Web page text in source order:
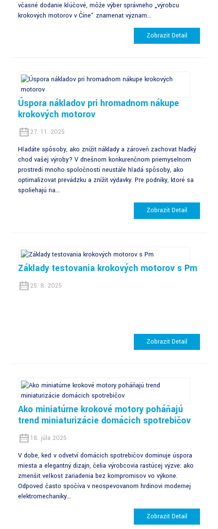
včasné dodanie kľúčové, môže výber správneho „výrobcu
krokových motorov v Číne“ znamenať význam...
Zobraziť Detail
Úspora nákladov pri hromadnom nákupe
krokových motorov
27. 11. 2025
Hľadáte spôsoby, ako znížiť náklady a zároveň zachovať hladký
chod vašej výroby? V dnešnom konkurenčnom priemyselnom
prostredí mnoho spoločností neustále hľadá spôsoby, ako
optimalizovať prevádzku a znížiť výdavky. Pre podniky, ktoré sa
spoliehajú na...
Zobraziť Detail
Základy testovania krokových motorov s Pm
25. 8. 2025
Zobraziť Detail
Ako miniatúrne krokové motory poháňajú
trend miniaturizácie domácich spotrebičov
18. júla 2025
V dobe, keď v odvetví domácich spotrebičov dominuje úspora
miesta a elegantný dizajn, čelia výrobcovia rastúcej výzve: ako
zmenšiť veľkosť zariadenia bez kompromisov vo výkone.
Odpoveď často spočíva v neospevovanom hrdinovi modernej
elektromechaniky...
Zobraziť Detail